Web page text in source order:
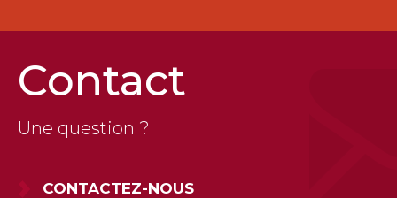
Contact
Une question ?
CONTACTEZ-NOUS